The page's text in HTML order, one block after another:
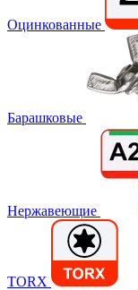
Оцинкованные
Барашковые
Нержавеющие
TORX